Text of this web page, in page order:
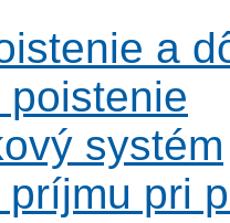
a
systém
príjmu pri